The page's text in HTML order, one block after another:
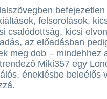
felsorolások,
csalódottság, kicsi
az előadásban
meg dob – mindehhez
Miki357 egy
éneklésbe beleélős